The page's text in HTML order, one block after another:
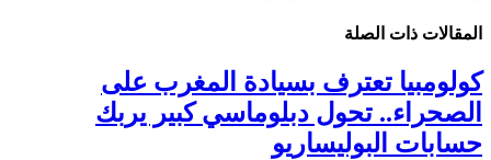
المقالات ذات الصلة
كولومبيا تعترف بسيادة المغرب على
الصحراء.. تحول دبلوماسي كبير يربك
حسابات البوليساريو